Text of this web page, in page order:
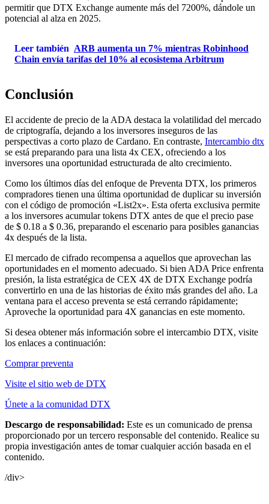
permitir que DTX Exchange aumente más del 7200%, dándole un
potencial al alza en 2025.
Leer también ARB aumenta un 7% mientras Robinhood
Chain envía tarifas del 10% al ecosistema Arbitrum
Conclusión
El accidente de precio de la ADA destaca la volatilidad del mercado
de criptografía, dejando a los inversores inseguros de las
perspectivas a corto plazo de Cardano. En contraste, Intercambio dtx
se está preparando para una lista 4x CEX, ofreciendo a los
inversores una oportunidad estructurada de alto crecimiento.
Como los últimos días del enfoque de Preventa DTX, los primeros
compradores tienen una última oportunidad de duplicar su inversión
con el código de promoción «List2x». Esta oferta exclusiva permite
a los inversores acumular tokens DTX antes de que el precio pase
de $ 0.18 a $ 0.36, preparando el escenario para posibles ganancias
4x después de la lista.
El mercado de cifrado recompensa a aquellos que aprovechan las
oportunidades en el momento adecuado. Si bien ADA Price enfrenta
presión, la lista estratégica de CEX 4X de DTX Exchange podría
convertirlo en una de las historias de éxito más grandes del año. La
ventana para el acceso preventa se está cerrando rápidamente;
Aproveche la oportunidad para 4X ganancias en este momento.
Si desea obtener más información sobre el intercambio DTX, visite
los enlaces a continuación:
Comprar preventa
Visite el sitio web de DTX
Únete a la comunidad DTX
Descargo de responsabilidad: Este es un comunicado de prensa
proporcionado por un tercero responsable del contenido. Realice su
propia investigación antes de tomar cualquier acción basada en el
contenido.
/div>